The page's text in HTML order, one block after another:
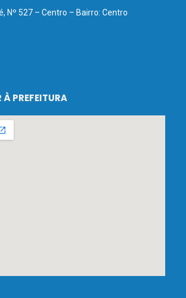
Nº 527 – Centro – Bairro: Centro
PREFEITURA